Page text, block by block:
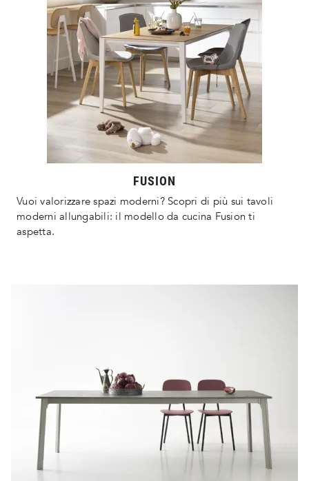
FUSION
Vuoi valorizzare spazi moderni? Scopri di più sui tavoli
moderni allungabili: il modello da cucina Fusion ti
aspetta.